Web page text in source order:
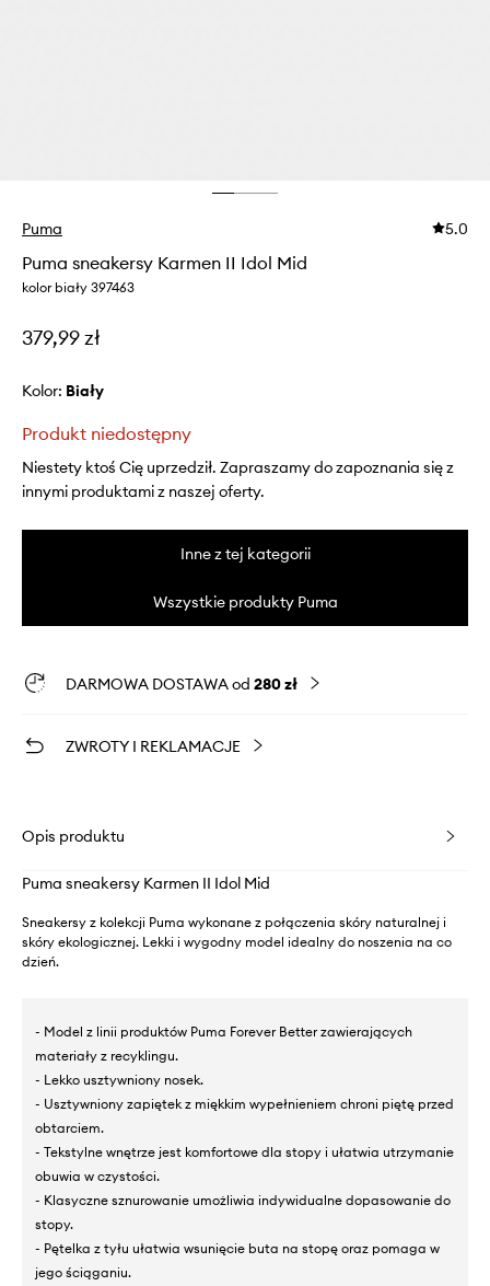
Puma 5.0
Puma sneakersy Karmen II Idol Mid
kolor biały 397463
379,99 zł
Kolor: biały
Produkt niedostępny
Niestety ktoś Cię uprzedził. Zapraszamy do zapoznania się z
innymi produktami z naszej oferty.
Inne z tej kategorii
Wszystkie produkty Puma
DARMOWA DOSTAWA od 280 zł
ZWROTY I REKLAMACJE
Opis produktu
Puma sneakersy Karmen II Idol Mid
Sneakersy z kolekcji Puma wykonane z połączenia skóry naturalnej i
skóry ekologicznej. Lekki i wygodny model idealny do noszenia na co
dzień.
- Model z linii produktów Puma Forever Better zawierających
materiały z recyklingu.
- Lekko usztywniony nosek.
- Usztywniony zapiętek z miękkim wypełnieniem chroni piętę przed
obtarciem.
- Tekstylne wnętrze jest komfortowe dla stopy i ułatwia utrzymanie
obuwia w czystości.
- Klasyczne sznurowanie umożliwia indywidualne dopasowanie do
stopy.
- Pętelka z tyłu ułatwia wsunięcie buta na stopę oraz pomaga w
jego ściąganiu.